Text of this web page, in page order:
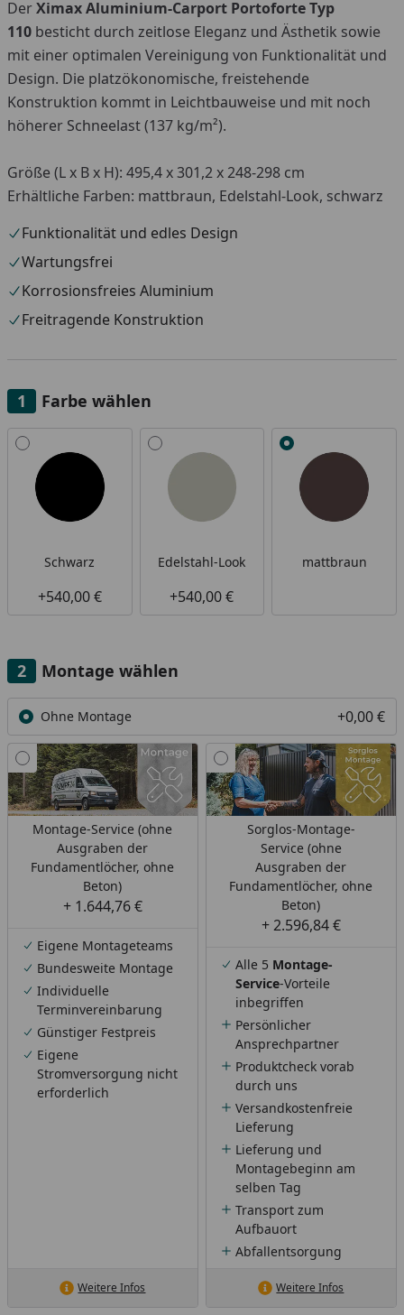
DerXimax Aluminium-Carport Portoforte Typ
110 besticht durch zeitlose Eleganz und Ästhetik sowie
mit einer optimalen Vereinigung von Funktionalität und
Design. Die platzökonomische, freistehende
Konstruktion kommt in Leichtbauweise und mit noch
höherer Schneelast (137 kg/m²).
Größe (L x B x H): 495,4 x 301,2 x 248-298 cm
Erhältliche Farben: mattbraun, Edelstahl-Look, schwarz
Funktionalität und edles Design
Wartungsfrei
Korrosionsfreies Aluminium
Freitragende Konstruktion
Farbe wählen
Alle anzeigen (3)
Schwarz
+540,00 €
Edelstahl-Look
+540,00 €
mattbraun
Montage wählen
Ohne Montage +0,00 €
Montage-Service (ohne
Ausgraben der
Fundamentlöcher, ohne
Beton)
+ 1.644,76 €
Eigene Montageteams
Bundesweite Montage
Individuelle
Terminvereinbarung
Günstiger Festpreis
Eigene
Stromversorgung nicht
erforderlich
Weitere Infos
Sorglos-Montage-
Service (ohne
Ausgraben der
Fundamentlöcher, ohne
Beton)
+ 2.596,84 €
Alle 5 Montage-
Service-Vorteile
inbegriffen
Persönlicher
Ansprechpartner
Produktcheck vorab
durch uns
Versandkostenfreie
Lieferung
Lieferung und
Montagebeginn am
selben Tag
Transport zum
Aufbauort
Abfallentsorgung
Weitere Infos